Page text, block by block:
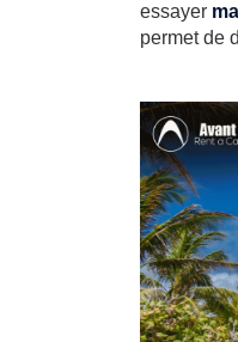
essayer
permet de